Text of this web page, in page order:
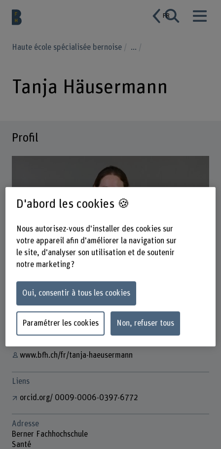
FR
Haute école spécialisée bernoise ...
Tanja Häusermann
Profil
Tanja Häusermann
Afficher l'e-mail
www.bfh.ch/fr/tanja-haeusermann
Liens
orcid.org/ 0009-0006-0397-6772
Adresse
Berner Fachhochschule
Santé
D'abord les cookies 🍪
Nous autorisez-vous d'installer des cookies sur
votre appareil afin d'améliorer la navigation sur
le site, d'analyser son utilisation et de soutenir
notre marketing ?
Oui, consentir à tous les cookies
Paramétrer les cookies Non, refuser tous